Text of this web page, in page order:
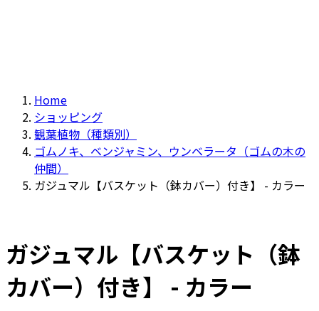
Home
ショッピング
観葉植物（種類別）
ゴムノキ、ベンジャミン、ウンベラータ（ゴムの木の
仲間）
ガジュマル【バスケット（鉢カバー）付き】 - カラー
ガジュマル【バスケット（鉢
カバー）付き】 - カラー